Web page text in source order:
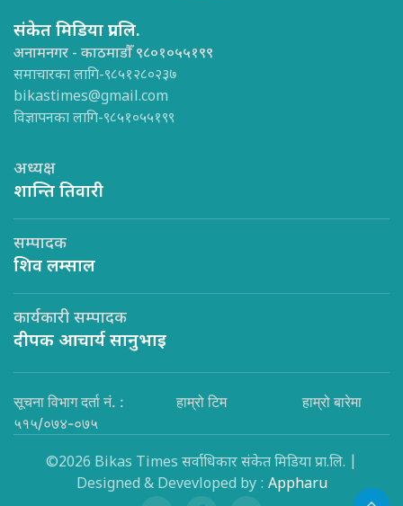
संकेत मिडिया प्रा.लि.
अनामनगर - काठमाडौँ ९८०१०५५१९९
समाचारका लागि-९८५१२८०२३७
bikastimes@gmail.com
विज्ञापनका लागि-९८५१०५५१९९
अध्यक्ष
शान्ति तिवारी
सम्पादक
शिव लम्साल
कार्यकारी सम्पादक
दीपक आचार्य सानुभाइ
सूचना विभाग दर्ता नं. :
५१५/०७४-०७५
हाम्रो टिम हाम्रो बारेमा
©2026 Bikas Times सर्वाधिकार संकेत मिडिया प्रा.लि. |
Designed & Devevloped by : Appharu